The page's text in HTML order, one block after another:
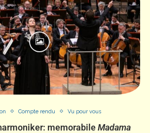
Compte rendu Vu pour vous
memorabileMadama